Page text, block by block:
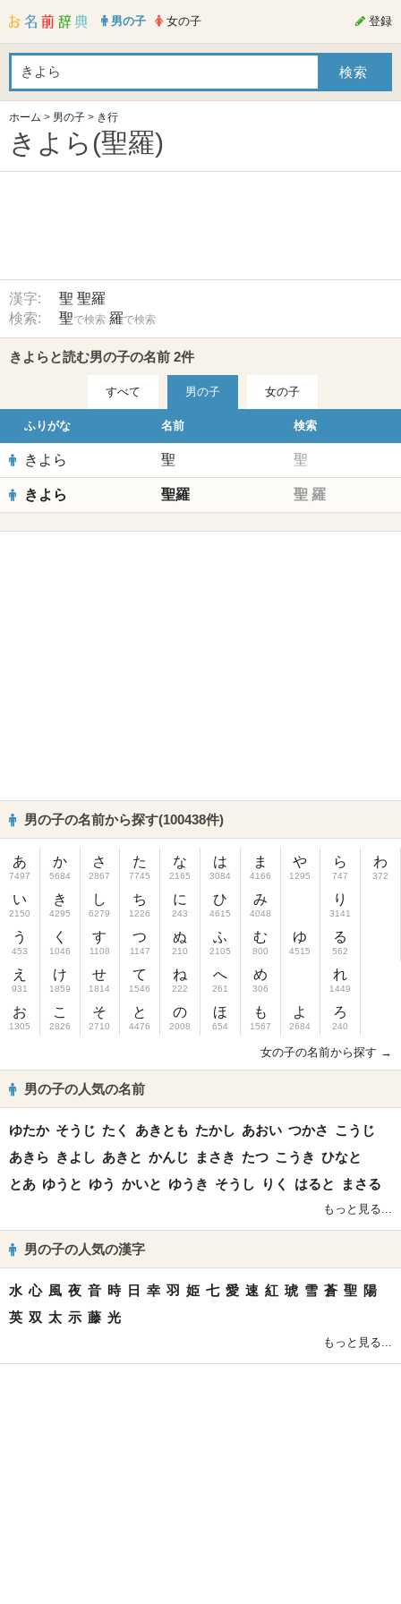
男の子 女の子 登録
ホーム > 男の子 > き行
きよら(聖羅)
漢字: 聖 聖羅
検索:
聖で検索 羅で検索
きよらと読む男の子の名前 2件
すべて 男の子 女の子
ふりがな 名前 検索
きよら 聖 聖
きよら 聖羅 聖 羅
男の子の名前から探す(100438件)
あ
7497
い
2150
う
453
え
931
お
1305
か
5684
き
4295
く
1046
け
1859
こ
2826
さ
2867
し
6279
す
1108
せ
1814
そ
2710
た
7745
ち
1226
つ
1147
て
1546
と
4476
な
2165
に
243
ぬ
210
ね
222
の
2008
は
3084
ひ
4615
ふ
2105
へ
261
ほ
654
ま
4166
み
4048
む
800
め
306
も
1567
や
1295
ゆ
4515
よ
2684
ら
747
り
3141
る
562
れ
1449
ろ
240
わ
372
女の子の名前から探す →
男の子の人気の名前
ゆたか そうじ たく あきとも たかし あおい つかさ こうじ
あきら きよし あきと かんじ まさき たつ こうき ひなと
とあ ゆうと ゆう かいと ゆうき そうし りく はると まさる
もっと見る...
男の子の人気の漢字
水 心 風 夜 音 時 日 幸 羽 姫 七 愛 速 紅 琥 雪 蒼 聖 陽
英 双 太 示 藤 光
もっと見る...